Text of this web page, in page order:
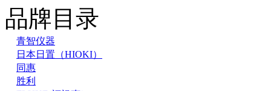
品牌目录
青智仪器
日本日置（HIOKI）
同惠
胜利